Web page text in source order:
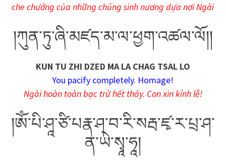
che chướng của những chúng sinh nương dựa nơi Ngài
།ཀུན་ཏུ་ཞི་མཛད་མ་ལ་ཕྱག་འཚལ་ལོ།།
KUN TU ZHI DZED MA LA CHAG TSAL LO
You pacify completely. Homage!
Ngài hoàn toàn bạc trừ hết thảy. Con xin kính lễ!
།ༀ་པི་ཤཱ་ཙི་པརྣ་ཤ་བ་རི་སརྦ་ཛྭ་ར་པྲ་ཤ་
ན་ཡེ་སྭཱ་ཧཱ།